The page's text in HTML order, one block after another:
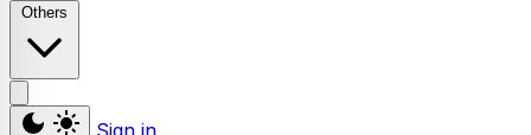
Others
Sign in